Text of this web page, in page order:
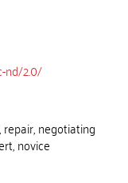
nd/2.0/
negotiating
novice